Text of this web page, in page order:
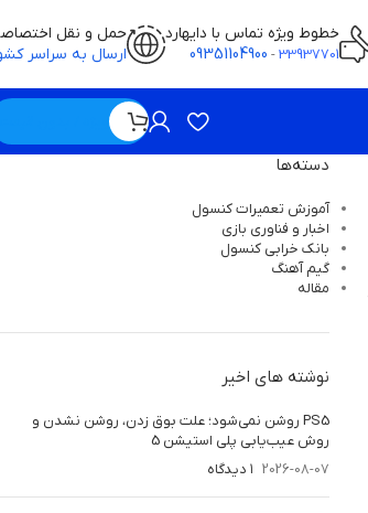
خطوط ویژه تماس با دایهارد
33937701
-
09351104900
حمل و نقل
ارسال به سراسر
دسته‌ها
آموزش تعمیرات کنسول
اخبار و فناوری بازی
بانک خرابی‌ کنسول
گیم آهنگ
مقاله
نوشته های اخیر
PS5 روشن نمی‌شود؛ علت بوق زدن، روشن نشدن و
روش عیب‌یابی پلی استیشن 5
2026-08-07 ۱ دیدگاه